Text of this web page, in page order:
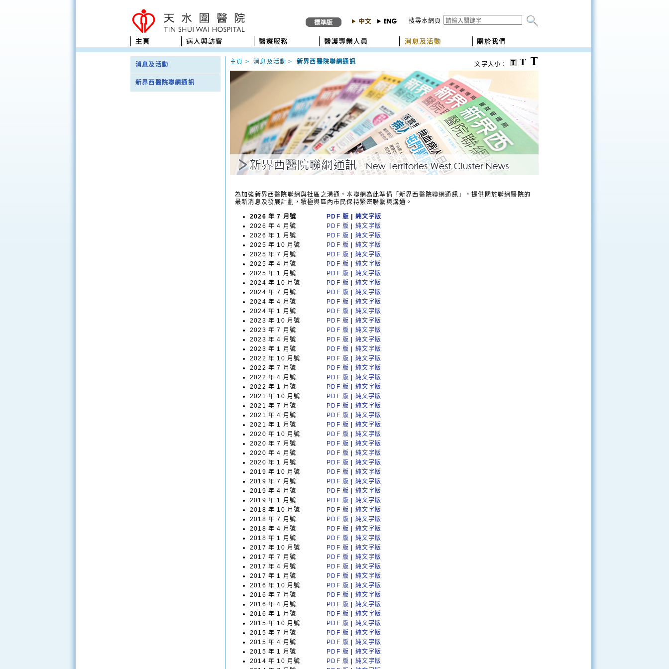
搜尋本網頁
消息及活動
新界西醫院聯網通訊
主頁 >消息及活動 >新界西醫院聯網通訊 文字大小：
為加強新界西醫院聯網與社區之溝通，本聯網為此準備「新界西醫院聯網通訊」，提供關於聯網醫院的
最新消息及發展計劃，積極與區內市民保持緊密聯繫與溝通。
2026 年 7 月號 PDF 版
純文字版
2026 年 4 月號
PDF 版
純文字版
2026 年 1 月號
PDF 版
純文字版
2025 年 10 月號
PDF 版
純文字版
2025 年 7 月號
PDF 版
純文字版
2025 年 4 月號
PDF 版
純文字版
2025 年 1 月號
PDF 版
純文字版
2024 年 10 月號
PDF 版
純文字版
2024 年 7 月號
PDF 版
純文字版
2024 年 4 月號
PDF 版
純文字版
2024 年 1 月號
PDF 版
純文字版
2023 年 10 月號
PDF 版
純文字版
2023 年 7 月號
PDF 版
純文字版
2023 年 4 月號
PDF 版
純文字版
2023 年 1 月號
PDF 版
純文字版
2022 年 10 月號
PDF 版
純文字版
2022 年 7 月號
PDF 版
純文字版
2022 年 4 月號
PDF 版
純文字版
2022 年 1 月號
PDF 版
純文字版
2021 年 10 月號
PDF 版
純文字版
2021 年 7 月號
PDF 版
純文字版
2021 年 4 月號
PDF 版
純文字版
2021 年 1 月號
PDF 版
純文字版
2020 年 10 月號
PDF 版
純文字版
2020 年 7 月號
PDF 版
純文字版
2020 年 4 月號
PDF 版
純文字版
2020 年 1 月號
PDF 版
純文字版
2019 年 10 月號
PDF 版
純文字版
2019 年 7 月號
PDF 版
純文字版
2019 年 4 月號
PDF 版
純文字版
2019 年 1 月號
PDF 版
純文字版
2018 年 10 月號
PDF 版
純文字版
2018 年 7 月號
PDF 版
純文字版
2018 年 4 月號
PDF 版
純文字版
2018 年 1 月號
PDF 版
純文字版
2017 年 10 月號
PDF 版
純文字版
2017 年 7 月號
PDF 版
純文字版
2017 年 4 月號
PDF 版
純文字版
2017 年 1 月號
PDF 版
純文字版
2016 年 10 月號
PDF 版
純文字版
2016 年 7 月號
PDF 版
純文字版
2016 年 4 月號
PDF 版
純文字版
2016 年 1 月號
PDF 版
純文字版
2015 年 10 月號
PDF 版
純文字版
2015 年 7 月號
PDF 版
純文字版
2015 年 4 月號
PDF 版
純文字版
2015 年 1 月號
PDF 版
純文字版
2014 年 10 月號
PDF 版
純文字版